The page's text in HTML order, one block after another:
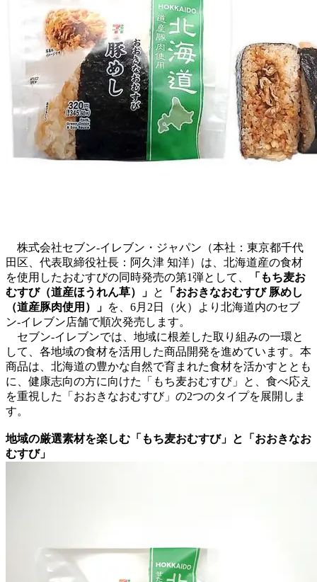
株式会社セブン‐イレブン・ジャパン（本社：東京都千代
田区、代表取締役社長：阿久津 知洋）は、北海道産の食材
を使用したおむすびの同時発売の第1弾として、
「もち麦お
むすび（道産ほうれん草）」 と
「おおきなおむすび 豚めし
（道産豚肉使用）」 を、6月2日（火）より北海道内のセブ
ン‐イレブン店舗で順次発売します。
セブン‐イレブンでは、地域に根差した取り組みの一環と
して、各地域の食材を活用した商品開発を進めています。本
商品は、北海道の豊かな自然で育まれた食材を活かすととも
に、健康志向の方に向けた「もち麦おむすび」と、食べ応え
を重視した「おおきなおむすび」の2つのタイプを展開しま
す。
地域の厳選素材を楽しむ「もち麦おむすび」と「おおきなお
むすび」